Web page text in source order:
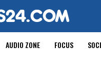
AUDIO ZONE FOCUS